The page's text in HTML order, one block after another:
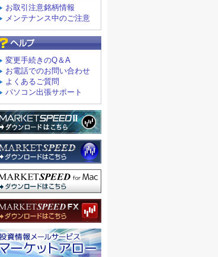
お取引注意銘柄情報
メンテナンス中のご注意
変更手続きのQ＆A
お電話でのお問い合わせ
よくあるご質問
パソコン出張サポート